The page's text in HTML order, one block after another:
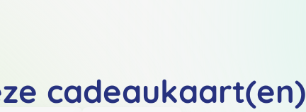
cadeaukaart(en)